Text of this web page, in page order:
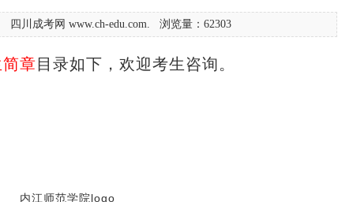
四川成考网 www.ch-edu.com. 浏览量：62303
章 目录如下，欢迎考生咨询。